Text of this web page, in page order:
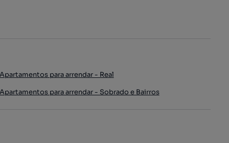
Apartamentos para arrendar - Real
Apartamentos para arrendar - Sobrado e Bairros